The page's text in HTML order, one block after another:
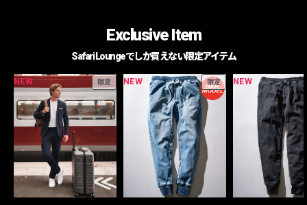
Exclusive Item
Safari Loungeでしか買えない限定アイテム
NEW 限定 NEW 限定 NEW